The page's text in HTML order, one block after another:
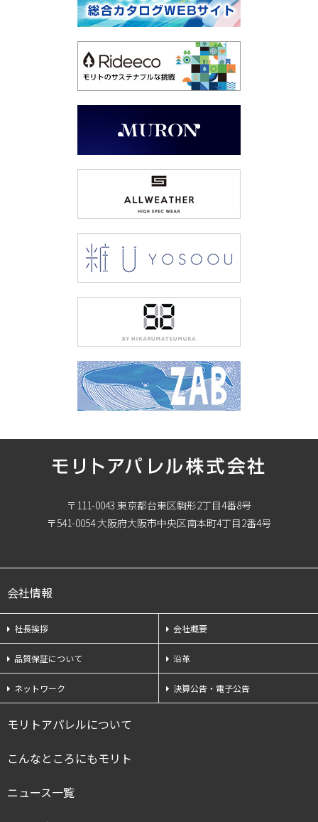
〒111-0043 東京都台東区駒形2丁目4番8号
〒541-0054 大阪府大阪市中央区南本町4丁目2番4号
会社情報
社長挨拶 会社概要
品質保証について 沿革
ネットワーク 決算公告・電子公告
モリトアパレルについて
こんなところにもモリト
ニュース一覧